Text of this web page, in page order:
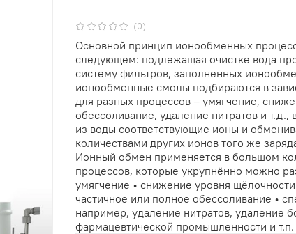
(0)
Основной принцип ионообменных
следующем: подлежащая очистке вода
систему фильтров, заполненных
ионообменные смолы подбираются в
для разных процессов – умягчение,
обессоливание, удаление нитратов и т.д.,
из воды соответствующие ионы и
количествами других ионов того же
Ионный обмен применяется в большом
процессов, которые укрупнённо можно
умягчение • снижение уровня
частичное или полное обессоливание •
например, удаление нитратов, удаление
фармацевтической промышленности и т.п.